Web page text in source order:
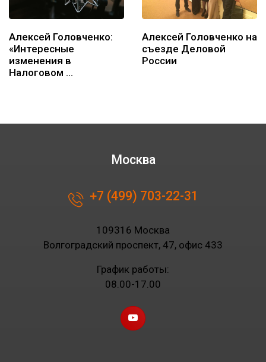
Алексей Головченко:
«Интересные
изменения в
Налоговом …
Алексей Головченко на
съезде Деловой
России
Москва
+7 (499) 703-22-31
109316 Москва
Волгоградский проспект, 47, офис 433
График работы:
08.00-17.00